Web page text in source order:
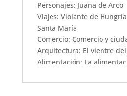
Personajes: Juana de Arco
Viajes: Violante de
Santa María
Comercio: Comercio y
Arquitectura: El vientre
Alimentación: La